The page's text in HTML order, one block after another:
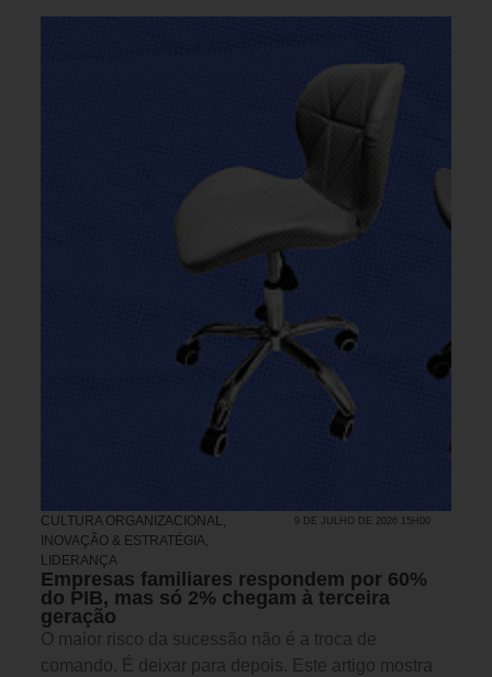
CULTURA ORGANIZACIONAL,
INOVAÇÃO & ESTRATÉGIA,
LIDERANÇA
9 DE JULHO DE 2026 15H00
Empresas familiares respondem por 60%
do PIB, mas só 2% chegam à terceira
geração
O maior risco da sucessão não é a troca de
comando. É deixar para depois. Este artigo mostra